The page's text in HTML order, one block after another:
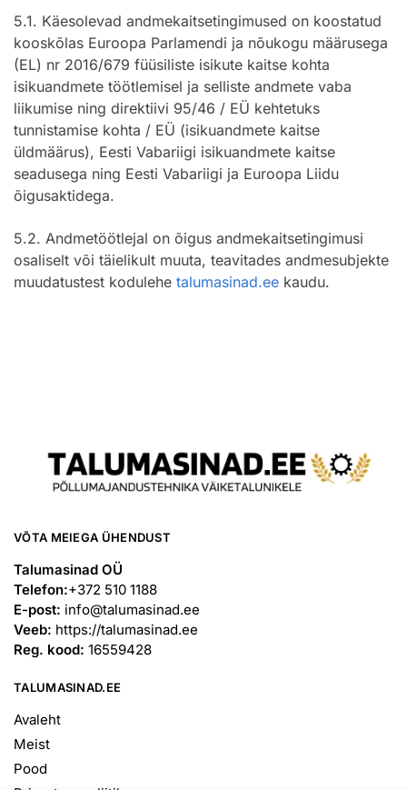
5.1. Käesolevad andmekaitsetingimused on koostatud
kooskõlas Euroopa Parlamendi ja nõukogu määrusega
(EL) nr 2016/679 füüsiliste isikute kaitse kohta
isikuandmete töötlemisel ja selliste andmete vaba
liikumise ning direktiivi 95/46 / EÜ kehtetuks
tunnistamise kohta / EÜ (isikuandmete kaitse
üldmäärus), Eesti Vabariigi isikuandmete kaitse
seadusega ning Eesti Vabariigi ja Euroopa Liidu
õigusaktidega.
5.2. Andmetöötlejal on õigus andmekaitsetingimusi
osaliselt või täielikult muuta, teavitades andmesubjekte
muudatustest kodulehe talumasinad.ee kaudu.
VÕTA MEIEGA ÜHENDUST
Talumasinad OÜ
Telefon:+372 510 1188
E-post: info@talumasinad.ee
Veeb: https://talumasinad.ee
Reg. kood: 16559428
TALUMASINAD.EE
Avaleht
Meist
Pood